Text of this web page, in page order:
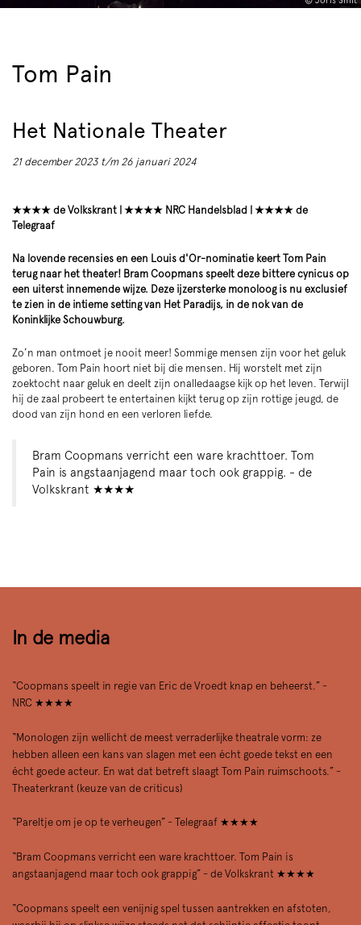
Tom Pain
Het Nationale Theater
21 december 2023 t/m 26 januari 2024
★★★★ de Volkskrant | ★★★★ NRC Handelsblad | ★★★★ de
Telegraaf
Na lovende recensies en een Louis d'Or-nominatie keert Tom Pain
terug naar het theater! Bram Coopmans speelt deze bittere cynicus op
een uiterst innemende wijze. Deze ijzersterke monoloog is nu exclusief
te zien in de intieme setting van Het Paradijs, in de nok van de
Koninklijke Schouwburg.
Zo’n man ontmoet je nooit meer! Sommige mensen zijn voor het geluk
geboren. Tom Pain hoort niet bij die mensen. Hij worstelt met zijn
zoektocht naar geluk en deelt zijn onalledaagse kijk op het leven. Terwijl
hij de zaal probeert te entertainen kijkt terug op zijn rottige jeugd, de
dood van zijn hond en een verloren liefde.
Bram Coopmans verricht een ware krachttoer. Tom
Pain is angstaanjagend maar toch ook grappig. - de
Volkskrant ★★★★
In de media
“Coopmans speelt in regie van Eric de Vroedt knap en beheerst.” -
NRC ★★★★
“Monologen zijn wellicht de meest verraderlijke theatrale vorm: ze
hebben alleen een kans van slagen met een écht goede tekst en een
écht goede acteur. En wat dat betreft slaagt Tom Pain ruimschoots.” -
Theaterkrant (keuze van de criticus)
“Pareltje om je op te verheugen” - Telegraaf ★★★★
“Bram Coopmans verricht een ware krachttoer. Tom Pain is
angstaanjagend maar toch ook grappig” - de Volkskrant ★★★★
“Coopmans speelt een venijnig spel tussen aantrekken en afstoten,
Inzoomen Inzoomen